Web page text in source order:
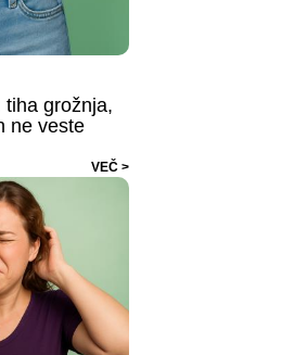
tiha grožnja,
ne veste
VEČ >